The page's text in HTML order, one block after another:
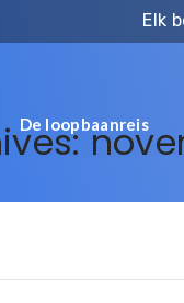
Elk
De loopbaanreis